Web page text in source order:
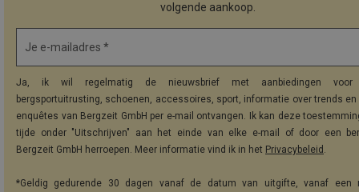
volgende aankoop.
Je e-mailadres *
Ja, ik wil regelmatig de nieuwsbrief met aanbiedingen voor
bergsportuitrusting, schoenen, accessoires, sport, informatie over trends
enquêtes van Bergzeit GmbH per e-mail ontvangen. Ik kan deze
tijde onder "Uitschrijven" aan het einde van elke e-mail of door een
Bergzeit GmbH herroepen. Meer informatie vind ik in het Privacybeleid .
*Geldig gedurende 30 dagen vanaf de datum van uitgifte, vanaf een